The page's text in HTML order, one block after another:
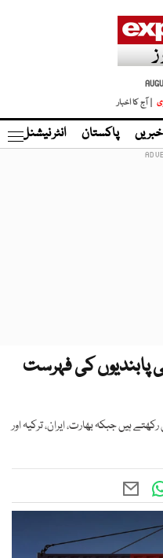
| آج کا اخبار
پاکستان انٹر نیشنل
تجارتی پابندیوں کی فہرست
سے تعلق رکھتے ہیں جبکہ بھارت، ایران، ترکیہ اور